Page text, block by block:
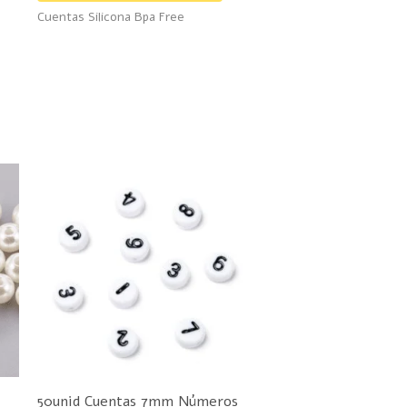
productoCuentas Silicona Bpa Free
50unid Cuentas 7mm Números